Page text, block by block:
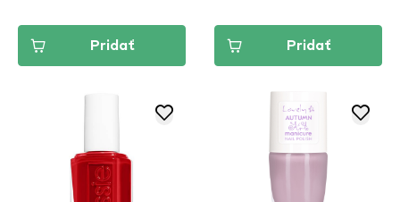
Pridať Pridať